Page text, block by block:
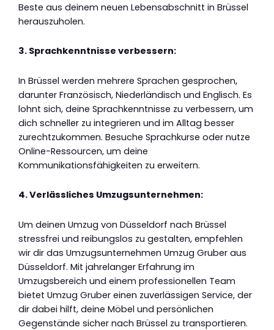
Beste aus deinem neuen Lebensabschnitt in Brüssel
herauszuholen.
3. Sprachkenntnisse verbessern:
In Brüssel werden mehrere Sprachen gesprochen,
darunter Französisch, Niederländisch und Englisch. Es
lohnt sich, deine Sprachkenntnisse zu verbessern, um
dich schneller zu integrieren und im Alltag besser
zurechtzukommen. Besuche Sprachkurse oder nutze
Online-Ressourcen, um deine
Kommunikationsfähigkeiten zu erweitern.
4. Verlässliches Umzugsunternehmen:
Um deinen Umzug von Düsseldorf nach Brüssel
stressfrei und reibungslos zu gestalten, empfehlen
wir dir das Umzugsunternehmen Umzug Gruber aus
Düsseldorf. Mit jahrelanger Erfahrung im
Umzugsbereich und einem professionellen Team
bietet Umzug Gruber einen zuverlässigen Service, der
dir dabei hilft, deine Möbel und persönlichen
Gegenstände sicher nach Brüssel zu transportieren.